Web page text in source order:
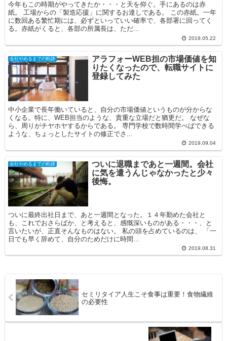
今年もこの時期がやってきたか・・・と天を仰ぐ。手にあるのは赤
紙。 工場からの「製造応援」に関するお達しである。 この赤紙。一年
に数回ある繁忙期には、必ずといっていい確率で、各部署に回ってく
る。赤紙がくると、各部の所属長は、ただ...
2019.05.22
会社やめるまでの軌跡
アラフォーWEB担の市場価値を知
りたくなったので、転職サイトに
登録してみた
中小企業で長年働いていると、自分の市場価値というものが分からな
くなる。特に、WEB担当のような、貴重な立場だと猶更だ。 なぜな
ら、周りがチヤホヤするからである。 専門学校で数時間学べばできる
ような、ちょっとしたサイトの修正でさ...
2019.09.04
会社やめるまでの軌跡
ついに退職まであと一週間。会社
に気を遣うんじゃなかったと少々
後悔。
ついに最終出社日まで、あと一週間となった。１４年勤めた会社と
も、これでおさらばか、と考えると、感慨深いものがある・・・、と
言いたいが、正直そんなものはない。 私の頭を占めているのは、 「一
日でも早く辞めて、自分のためだけに時間...
2019.08.31
セミリタイア人生こそ食事は重要！食物繊維
の必要性